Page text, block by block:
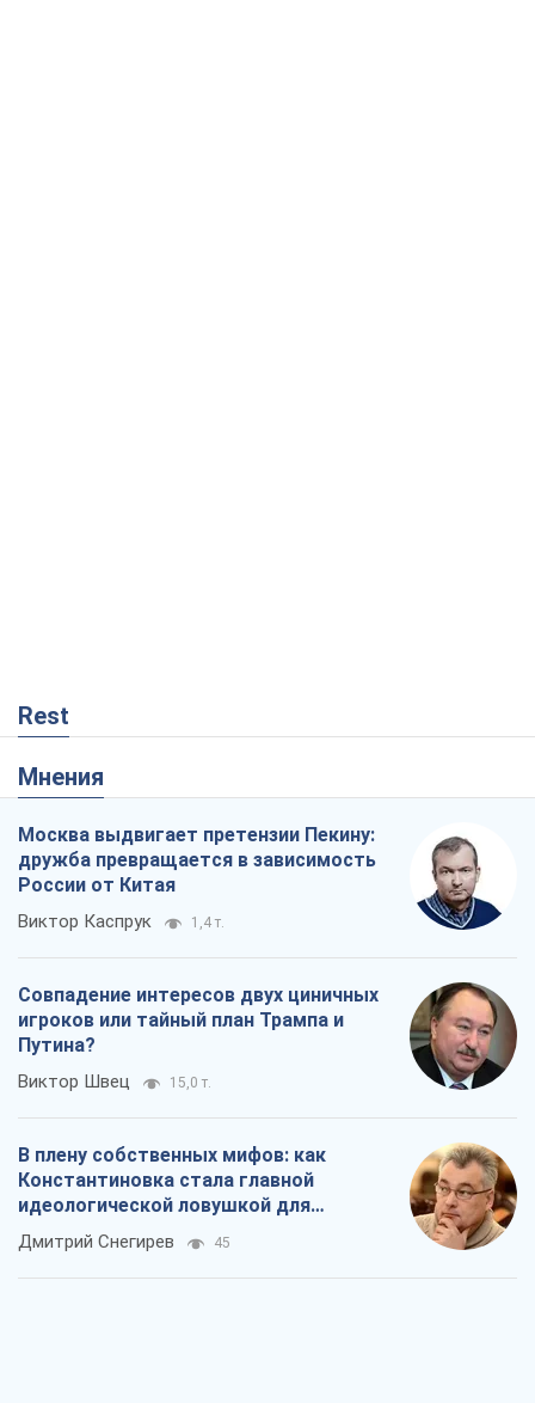
Rest
Мнения
Москва выдвигает претензии Пекину:
дружба превращается в зависимость
России от Китая
Виктор Каспрук 1,4 т.
Совпадение интересов двух циничных
игроков или тайный план Трампа и
Путина?
Виктор Швец 15,0 т.
В плену собственных мифов: как
Константиновка стала главной
идеологической ловушкой для
российских оккупантов
Дмитрий Снегирев 45